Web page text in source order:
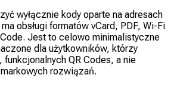
wyłącznie kody oparte na adresach
obsługi formatów vCard, PDF, Wi-Fi
Jest to celowo minimalistyczne
dla użytkowników, którzy
QR Codes, a nie
rozwiązań.